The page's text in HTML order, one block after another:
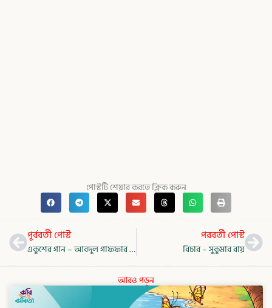
পোস্টটি শেয়ার করতে ক্লিক করুন
Prevপূর্ববর্তী পোস্ট
একুশের গান – আবদুল গাফফার চৌধুরী
পরবর্তী পোস্ট
বিচার – সুকুমার রায়
আরও পড়ুন